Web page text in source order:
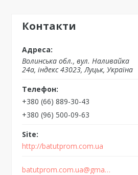
Контакти
Волинська обл., вул. Наливайка
24а, індекс 43023, Луцьк, Україна
+380 (66) 889-30-43
+380 (96) 500-09-63
http://batutprom.com.ua
batutprom.com.ua@gmail.com